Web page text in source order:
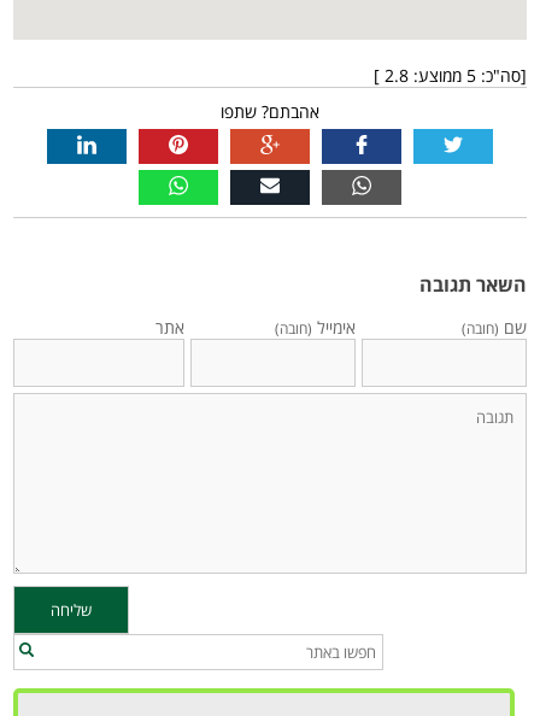
[סה"כ: 5 ממוצע: 2.8
]
אהבתם? שתפו
השאר תגובה
שם (חובה) אימייל (חובה) אתר